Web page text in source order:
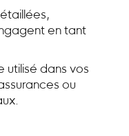
en tant
utilisé dans vos
ou